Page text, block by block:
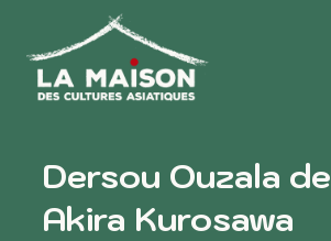
Dersou Ouzala de
Akira Kurosawa